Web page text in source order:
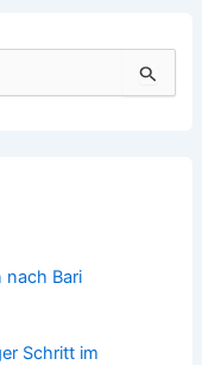
nach Bari
Schritt im